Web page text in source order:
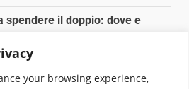
your browsing experience,
spendere il doppio: dove e
spendere il doppio: strategie